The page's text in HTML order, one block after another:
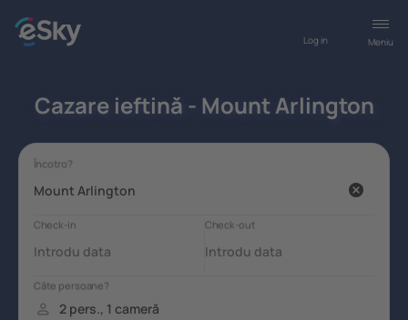
Meniu
Log in
Cazare ieftină - Mount Arlington